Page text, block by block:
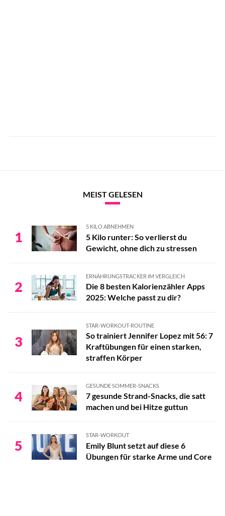
MEIST GELESEN
1
5 KILO ABNEHMEN
5 Kilo runter: So verlierst du
Gewicht, ohne dich zu stressen
2
ERNÄHRUNGSTRACKER IM VERGLEICH
Die 8 besten Kalorienzähler Apps
2025: Welche passt zu dir?
3
STAR-WORKOUT-ROUTINE
So trainiert Jennifer Lopez mit 56: 7
Kraftübungen für einen starken,
straffen Körper
4
GESUNDE SOMMER-SNACKS
7 gesunde Strand-Snacks, die satt
machen und bei Hitze guttun
5
STAR-WORKOUT
Emily Blunt setzt auf diese 6
Übungen für starke Arme und Core